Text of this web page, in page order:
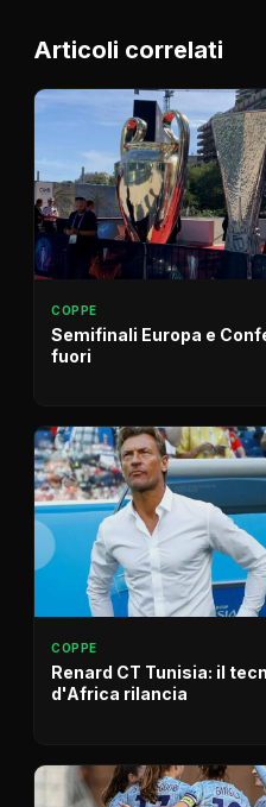
Articoli correlati
COPPE
Semifinali Europa e
fuori
COPPE
Renard CT Tunisia: il
d'Africa rilancia